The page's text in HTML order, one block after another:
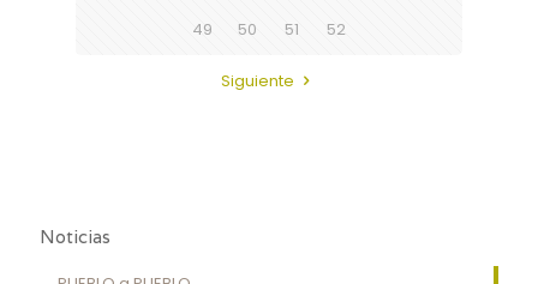
49
50 51 52
Siguiente
Noticias